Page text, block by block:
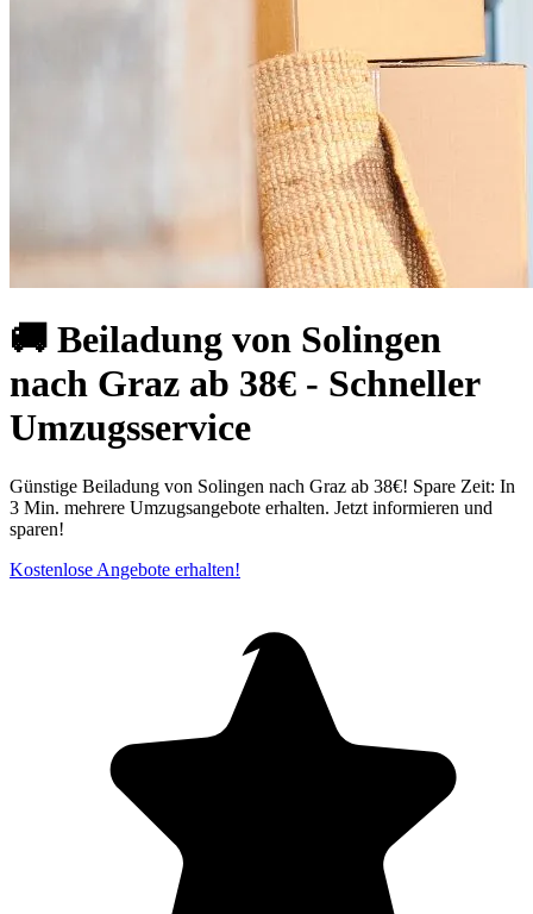
🚚 Beiladung von Solingen
nach Graz ab 38€ - Schneller
Umzugsservice
Günstige Beiladung von Solingen nach Graz ab 38€! Spare Zeit: In
3 Min. mehrere Umzugsangebote erhalten. Jetzt informieren und
sparen!
Kostenlose Angebote erhalten!